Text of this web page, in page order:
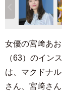
女優の宮﨑あ
（63）のイン
は、マクドナ
さん、宮﨑さ